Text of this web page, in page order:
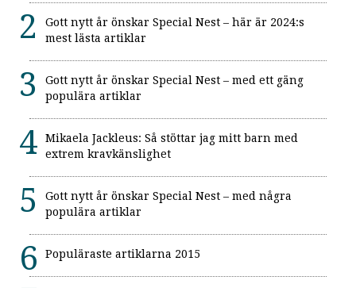
Gott nytt år önskar Special Nest – här är 2024:s
mest lästa artiklar
Gott nytt år önskar Special Nest – med ett gäng
populära artiklar
Mikaela Jackleus: Så stöttar jag mitt barn med
extrem kravkänslighet
Gott nytt år önskar Special Nest – med några
populära artiklar
Populäraste artiklarna 2015